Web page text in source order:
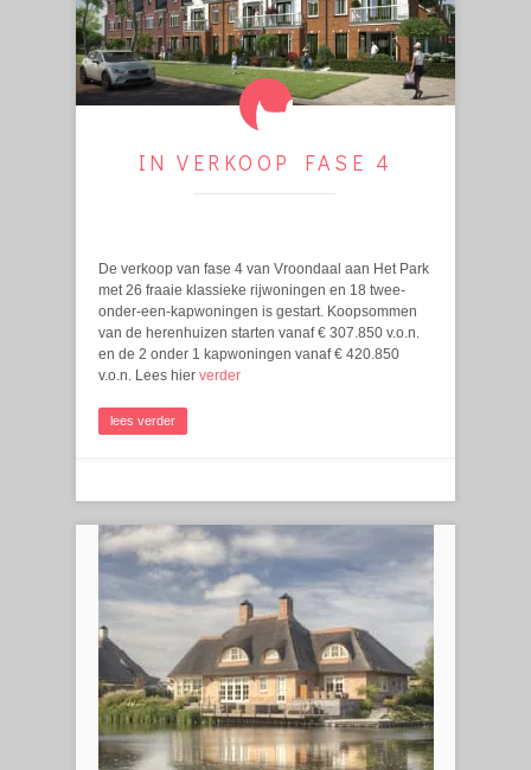
IN VERKOOP FASE 4
De verkoop van fase 4 van Vroondaal aan Het Park
met 26 fraaie klassieke rijwoningen en 18 twee-
onder-een-kapwoningen is gestart. Koopsommen
van de herenhuizen starten vanaf € 307.850 v.o.n.
en de 2 onder 1 kapwoningen vanaf € 420.850
v.o.n. Lees hier verder
lees verder